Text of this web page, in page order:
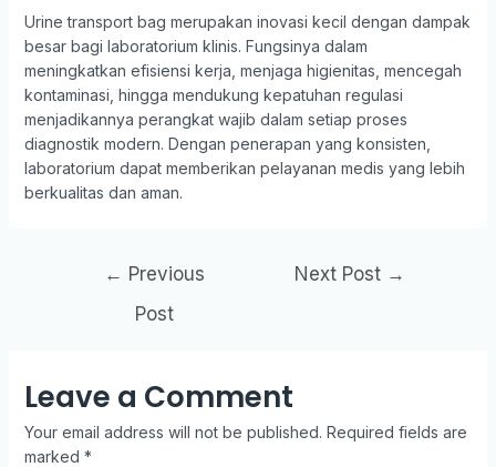
Urine transport bag merupakan inovasi kecil dengan dampak
besar bagi laboratorium klinis. Fungsinya dalam
meningkatkan efisiensi kerja, menjaga higienitas, mencegah
kontaminasi, hingga mendukung kepatuhan regulasi
menjadikannya perangkat wajib dalam setiap proses
diagnostik modern. Dengan penerapan yang konsisten,
laboratorium dapat memberikan pelayanan medis yang lebih
berkualitas dan aman.
navigation
← Previous
Post
Next Post →
Leave a Comment
Your email address will not be published. Required fields are
marked *